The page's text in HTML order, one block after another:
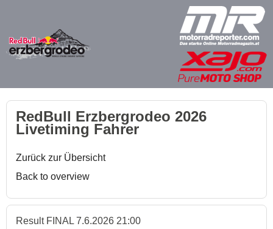
RedBull Erzbergrodeo 2026
Livetiming Fahrer
Zurück zur Übersicht
Back to overview
Result FINAL 7.6.2026 21:00